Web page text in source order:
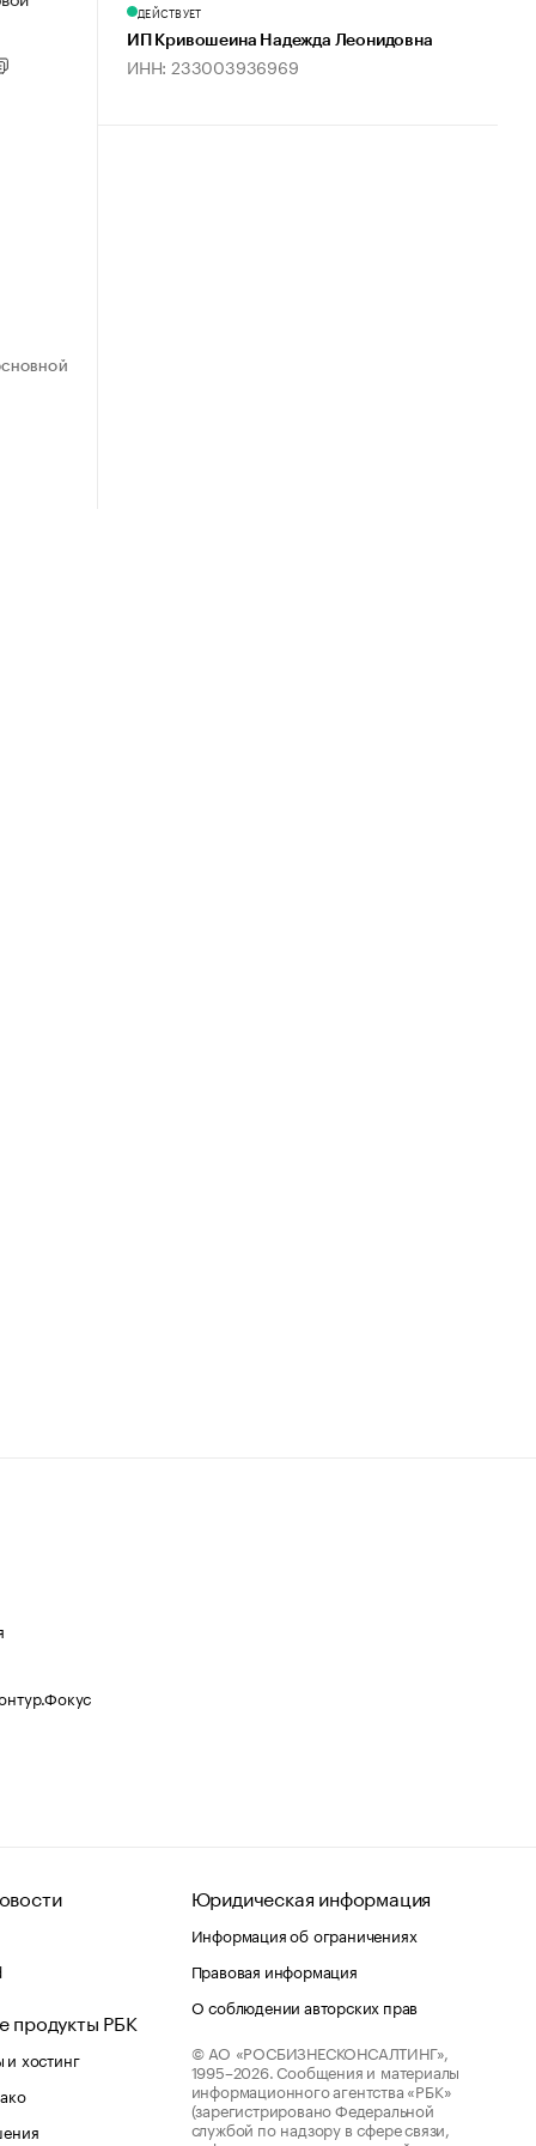
ДЕЙСТВУЕТ
ИП Кривошеина Надежда Леонидовна
ИНН: 233003936969
продукты РБК
хостинг
Юридическая информация
Информация об ограничениях
Правовая информация
О соблюдении авторских прав
© АО «РОСБИЗНЕСКОНСАЛТИНГ»,
1995–2026. Сообщения и материалы
информационного агентства «РБК»
(зарегистрировано Федеральной
службой по надзору в сфере связи,